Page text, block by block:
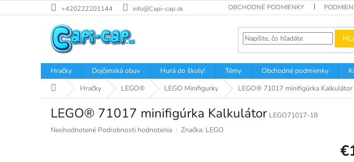
na
+420222201144 info@Capi-cap.sk OBCHODNÉ PODMIENKY
Hračky Dojčenská obuv Hurá do školy! Témy Obchodné podmienky
DomovHračky LEGO® LEGO Minifigurky LEGO® 71017 minifigúrka Kalkulátor
LEGO® 71017 minifigúrka Kalkulátor LEGO71017-18
Priemerné
Neohodnotené Podrobnosti hodnotenia Značka: LEGO